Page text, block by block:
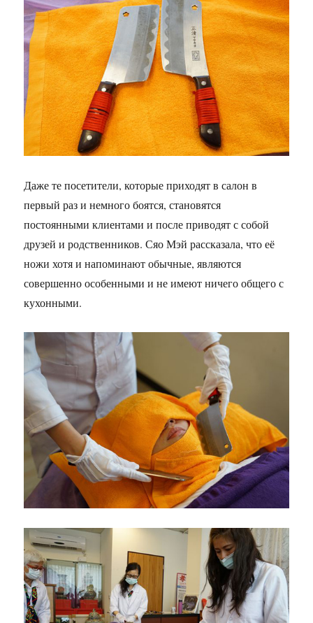
Даже те посетители, которые приходят в салон в
первый раз и немного боятся, становятся
постоянными клиентами и после приводят с собой
друзей и родственников. Сяо Мэй рассказала, что её
ножи хотя и напоминают обычные, являются
совершенно особенными и не имеют ничего общего с
кухонными.